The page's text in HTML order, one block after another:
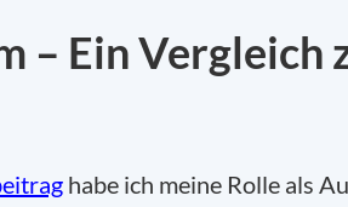
– Ein Vergleich
habe ich meine Rolle als